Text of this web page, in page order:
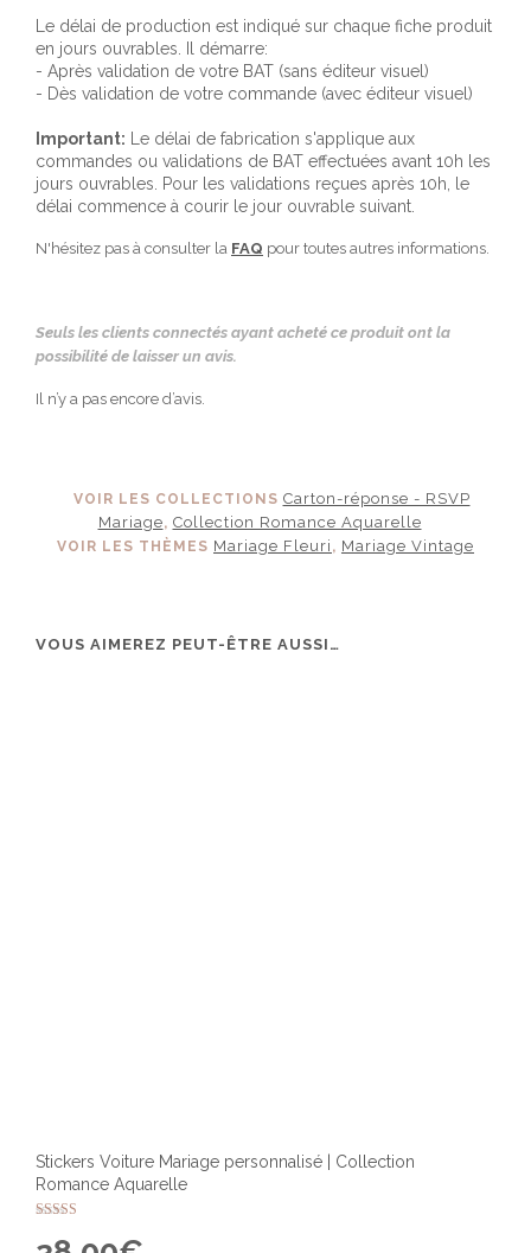
Le délai de production est indiqué sur chaque fiche produit
en jours ouvrables. Il démarre:
- Après validation de votre BAT (sans éditeur visuel)
- Dès validation de votre commande (avec éditeur visuel)
Important: Le délai de fabrication s'applique aux
commandes ou validations de BAT effectuées avant 10h les
jours ouvrables. Pour les validations reçues après 10h, le
délai commence à courir le jour ouvrable suivant.
N'hésitez pas à consulter la FAQ pour toutes autres informations.
Seuls les clients connectés ayant acheté ce produit ont la
possibilité de laisser un avis.
Il n’y a pas encore d’avis.
VOIR LES COLLECTIONS Carton-réponse - RSVP
Mariage, Collection Romance Aquarelle
VOIR LES THÈMES Mariage Fleuri , Mariage Vintage
VOUS AIMEREZ PEUT-ÊTRE AUSSI…
Stickers Voiture Mariage personnalisé | Collection
Romance Aquarelle
4.00